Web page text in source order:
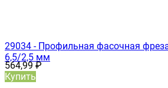
29034 - Профильная фасочная
6,5/2,5 мм
564,99₽
Купить